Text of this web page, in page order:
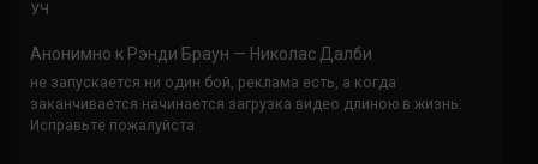
УЧ
Анонимно к Рэнди Браун — Николас Далби
не запускается ни один бой, реклама есть, а когда
заканчивается начинается загрузка видео длиною в жизнь.
Исправьте пожалуйста